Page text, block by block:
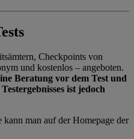
Checkpoints von
und kostenlos – angeboten.
Beratung vor dem Test und
ist jedoch
man auf der Homepage der